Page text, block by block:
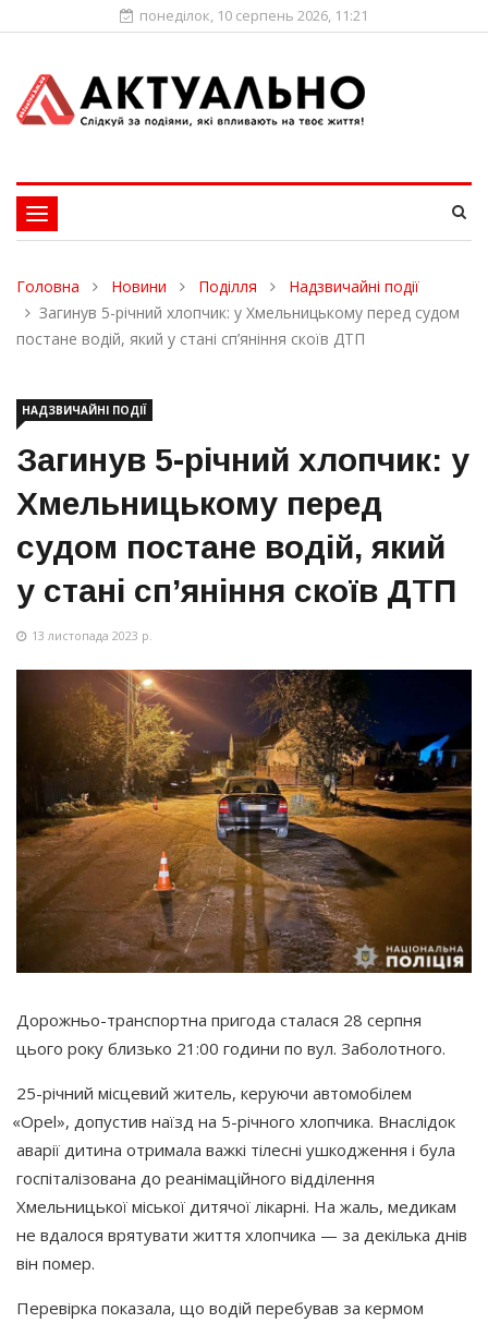
понеділок, 10 серпень 2026, 11:21
Toggle
navigation
Головна Новини Поділля
Надзвичайні події
Загинув 5-річний хлопчик: у Хмельницькому перед судом
постане водій, який у стані сп’яніння скоїв ДТП
НАДЗВИЧАЙНІ ПОДІЇ
Загинув 5-річний хлопчик: у
Хмельницькому перед
судом постане водій, який
у стані сп’яніння скоїв ДТП
13 листопада 2023 р.
Дорожньо-транспортна пригода сталася 28 серпня
цього року близько 21:00 години по вул. Заболотного.
25-річний місцевий житель, керуючи автомобілем
«Opel», допустив наїзд на 5-річного хлопчика. Внаслідок
аварії дитина отримала важкі тілесні ушкодження і була
госпіталізована до реанімаційного відділення
Хмельницької міської дитячої лікарні. На жаль, медикам
не вдалося врятувати життя хлопчика — за декілька днів
він помер.
Перевірка показала, що водій перебував за кермом